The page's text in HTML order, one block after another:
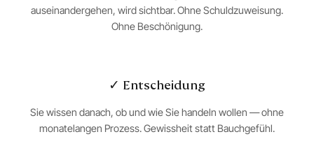
auseinandergehen, wird sichtbar. Ohne Schuldzuweisung.
Ohne Beschönigung.
✓ Entscheidung
Sie wissen danach, ob und wie Sie handeln wollen — ohne
monatelangen Prozess. Gewissheit statt Bauchgefühl.